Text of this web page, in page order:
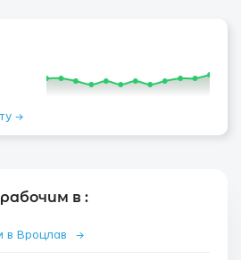
→
в :
в Вроцлав →